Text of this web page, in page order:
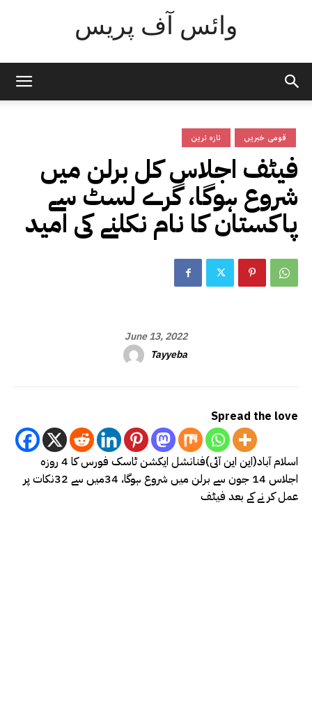
وائس آف پریس
تازہ ترین قومی خبریں
شروع ہوگا، گرے لسٹ سے
پاکستان کا نام نکلنے کی امید
June 13, 2022
Tayyeba
Spread the love
اجلاس 14 جون سے برلن میں شروع ہوگا، 34میں سے 32نکات پر
عمل کر نے کے بعد فیٹف